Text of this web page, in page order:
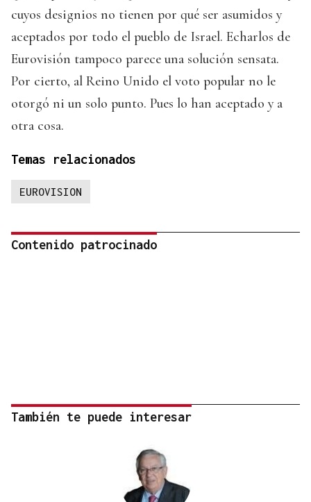
cuyos designios no tienen por qué ser asumidos y
aceptados por todo el pueblo de Israel. Echarlos de
Eurovisión tampoco parece una solución sensata.
Por cierto, al Reino Unido el voto popular no le
otorgó ni un solo punto. Pues lo han aceptado y a
otra cosa.
Temas relacionados
EUROVISION
Contenido patrocinado
También te puede interesar